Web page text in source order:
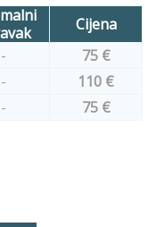
Cijena
-
75 €
-
110 €
- 75 €